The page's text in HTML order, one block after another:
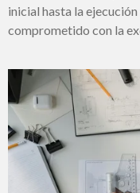
inicial hasta la
comprometido con la